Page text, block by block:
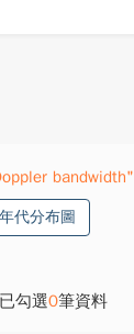
bandwidth"
代分布圖
已勾選0筆資料